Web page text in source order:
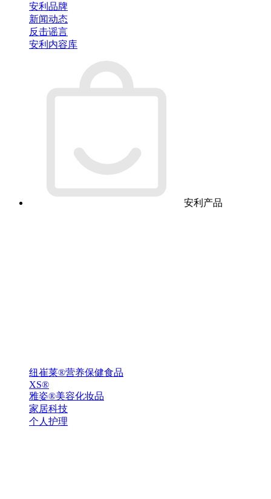
安利品牌
新闻动态
反击谣言
安利内容库
安利产品
纽崔莱®营养保健食品
XS®
雅姿®美容化妆品
家居科技
个人护理